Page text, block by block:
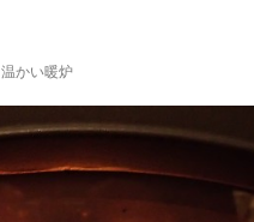
温かい暖炉